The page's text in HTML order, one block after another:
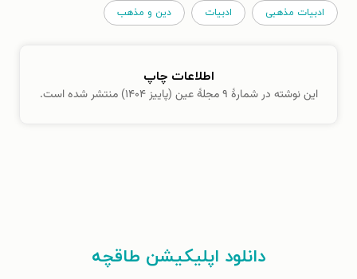
ادبیات مذهبی ادبیات دین و مذهب
اطلاعات چاپ
این نوشته در شمارهٔ ۹ مجلهٔ عین (پاییز ۱۴۰۴) منتشر شده است.
دانلود اپلیکیشن طاقچه